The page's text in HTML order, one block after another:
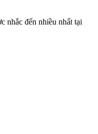
nhắc đến nhiều nhất tại